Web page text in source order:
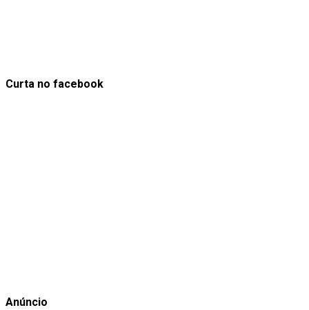
Curta no facebook
Anúncio